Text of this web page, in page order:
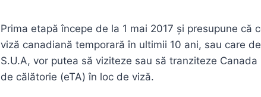
Prima etapă începe de la 1 mai 2017 și presupune că
viză canadiană temporară în ultimii 10 ani, sau care
S.U.A, vor putea să viziteze sau să tranziteze
de călătorie (eTA) în loc de viză.